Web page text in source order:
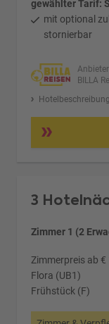
gewählter Tarif:
mit optional
stornierbar
BILLA
3
Zimmer 1 (2
Zimmerpreis ab €
Flora (UB1)
Frühstück (F)